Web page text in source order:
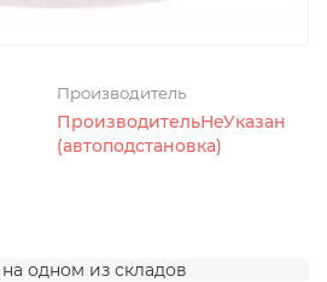
Производитель
ПроизводительНеУказан
(автоподстановка)
одном из складов